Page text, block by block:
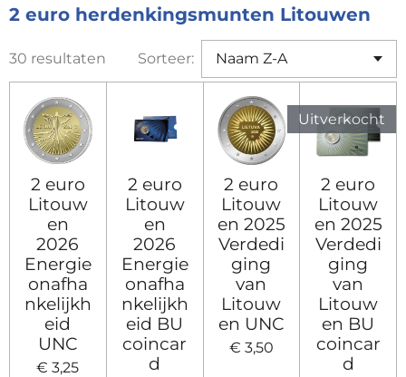
2 euro herdenkingsmunten Litouwen
30 resultaten Sorteer:
2 euro
Litouw
en
2026
Energie
onafha
nkelijkh
eid
UNC
€ 3,25
2 euro
Litouw
en
2026
Energie
onafha
nkelijkh
eid BU
coincar
d
2 euro
Litouw
en 2025
Verdedi
ging
van
Litouw
en UNC
€ 3,50
Uitverkocht
2 euro
Litouw
en 2025
Verdedi
ging
van
Litouw
en BU
coincar
d